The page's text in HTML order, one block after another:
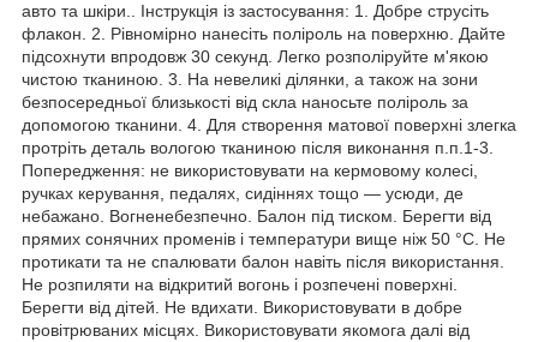
авто та шкіри.. Інструкція із застосування: 1. Добре струсіть
флакон. 2. Рівномірно нанесіть поліроль на поверхню. Дайте
підсохнути впродовж 30 секунд. Легко розполіруйте м'якою
чистою тканиною. 3. На невеликі ділянки, а також на зони
безпосередньої близькості від скла наносьте поліроль за
допомогою тканини. 4. Для створення матової поверхні злегка
протріть деталь вологою тканиною після виконання п.п.1-3.
Попередження: не використовувати на кермовому колесі,
ручках керування, педалях, сидіннях тощо — усюди, де
небажано. Вогненебезпечно. Балон під тиском. Берегти від
прямих сонячних променів і температури вище ніж 50 °C. Не
протикати та не спалювати балон навіть після використання.
Не розпиляти на відкритий вогонь і розпечені поверхні.
Берегти від дітей. Не вдихати. Використовувати в добре
провітрюваних місцях. Використовувати якомога далі від